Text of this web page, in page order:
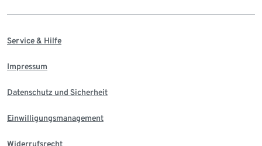
Service & Hilfe
Impressum
Datenschutz und Sicherheit
Einwilligungsmanagement
Widerrufsrecht